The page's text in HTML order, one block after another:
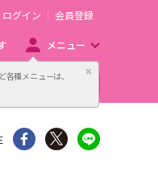
種メニューは、
閉じる
ログイン 会員登録
メニュー
向け販売サービス
シェア Twitter